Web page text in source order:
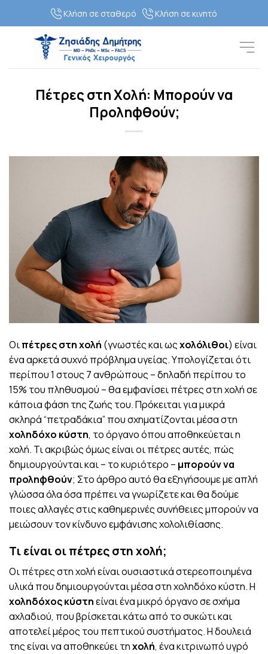
content
Κλήση σε σταθερό Κλήση σε κινητό
Πέτρες στη Χολή: Μπορούν να
Προληφθούν;
Οιπέτρες στη χολή (γνωστές και ωςχολόλιθοι) είναι
ένα αρκετά συχνό πρόβλημα υγείας. Υπολογίζεται ότι
περίπου 1 στους 7 ανθρώπους – δηλαδή περίπου το
15% του πληθυσμού – θα εμφανίσει πέτρες στη χολή σε
κάποια φάση της ζωής του. Πρόκειται για μικρά
σκληρά “πετραδάκια” που σχηματίζονται μέσα στη
χοληδόχο κύστη, το όργανο όπου αποθηκεύεται η
χολή. Τι ακριβώς όμως είναι οι πέτρες αυτές, πώς
δημιουργούνται και – το κυριότερο – μπορούν να
προληφθούν; Στο άρθρο αυτό θα εξηγήσουμε με απλή
γλώσσα όλα όσα πρέπει να γνωρίζετε και θα δούμε
ποιες αλλαγές στις καθημερινές συνήθειες μπορούν να
μειώσουν τον κίνδυνο εμφάνισης χολολιθίασης.
Τι είναι οι πέτρες στη χολή;
Οι πέτρες στη χολή είναι ουσιαστικά στερεοποιημένα
υλικά που δημιουργούνται μέσα στη χοληδόχο κύστη. Η
χοληδόχος κύστηείναι ένα μικρό όργανο σε σχήμα
αχλαδιού, που βρίσκεται κάτω από το συκώτι και
αποτελεί μέρος του πεπτικού συστήματος. Η δουλειά
της είναι να αποθηκεύει τηχολή, ένα κιτρινωπό υγρό